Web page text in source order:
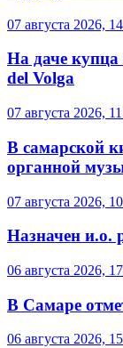
07 августа 2026,
На даче
del Volga
07 августа 2026,
В самарской
органной
07 августа 2026,
Назначен и.о.
06 августа 2026,
В Самаре
06 августа 2026,